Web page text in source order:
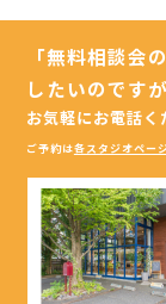
「無料相談会
したいのです
お気軽にお電話く
ご予約は各スタジオペー